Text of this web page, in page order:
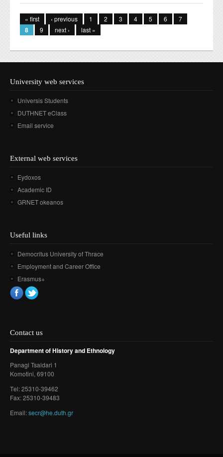
« first ‹ previous 1 2 3 4 5 6 7
8 9 next › last »
University web services
Universis Students
DUTHNET eClass
Email service
External web services
Eydoxos
Academic ID
GRNET okeanos
Useful links
Democritus University of Thrace
Employment and Career Office
Erasmus+
Contact us
Department of History and Ethnology
Panagi Tsaldari 1
Komotini, 69100
Τel: 25310-39462
Fax: 25310-39483
Email:secr@he.duth.gr